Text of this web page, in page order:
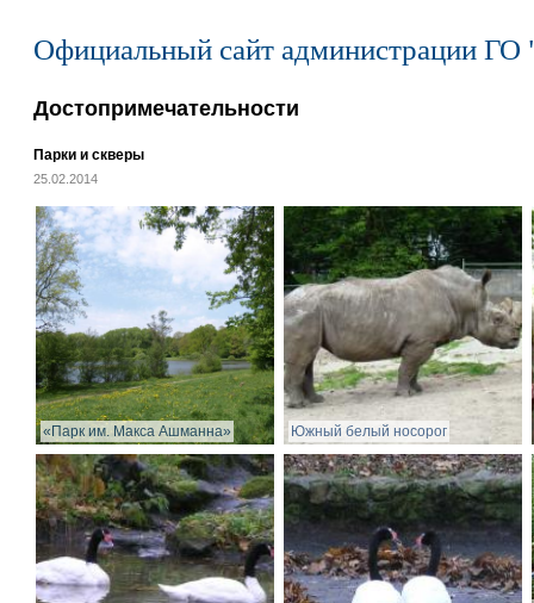
Официальный сайт администрации ГО
Достопримечательности
Парки и скверы
25.02.2014
«Парк им. Макса Ашманна» Южный белый носорог